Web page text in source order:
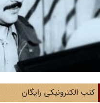
الکترونیکی رایگان